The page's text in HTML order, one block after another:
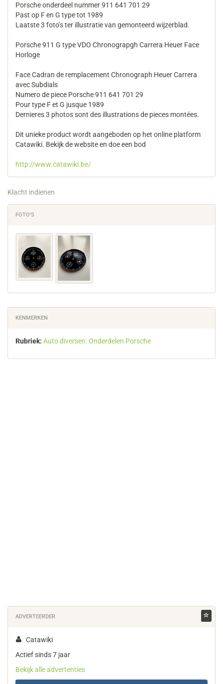
Porsche onderdeel nummer 911 641 701 29
Past op F en G type tot 1989
Laatste 3 foto’s ter illustratie van gemonteerd wijzerblad.
Porsche 911 G type VDO Chronograpgh Carrera Heuer Face
Horloge
Face Cadran de remplacement Chronograph Heuer Carrera
avec Subdials
Numero de piece Porsche 911 641 701 29
Pour type F et G jusque 1989
Dernieres 3 photos sont des illustrations de pieces montées.
Dit unieke product wordt aangeboden op het online platform
Catawiki. Bekijk de website en doe een bod
http://www.catawiki.be/
Klacht indienen
FOTO'S
KENMERKEN
Rubriek: Auto diversen: Onderdelen Porsche
ADVERTEERDER
Catawiki
Actief sinds 7 jaar
Bekijk alle advertenties